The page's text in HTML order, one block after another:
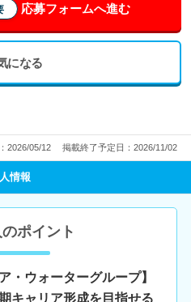
応募フォームへ進む
になる
2026/05/12 掲載終了予定日：2026/11/02
情報
ポイント
・ウォーターグループ】
キャリア形成を目指せる